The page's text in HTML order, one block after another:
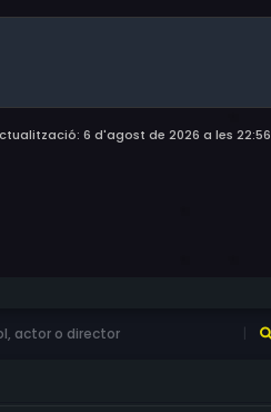
6 d'agost de 2026 a les 22:56